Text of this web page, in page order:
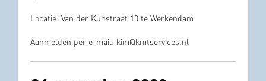
Locatie: Van der Kunstraat 10 te Werkendam
Aanmelden per e-mail: kim@kmtservices.nl